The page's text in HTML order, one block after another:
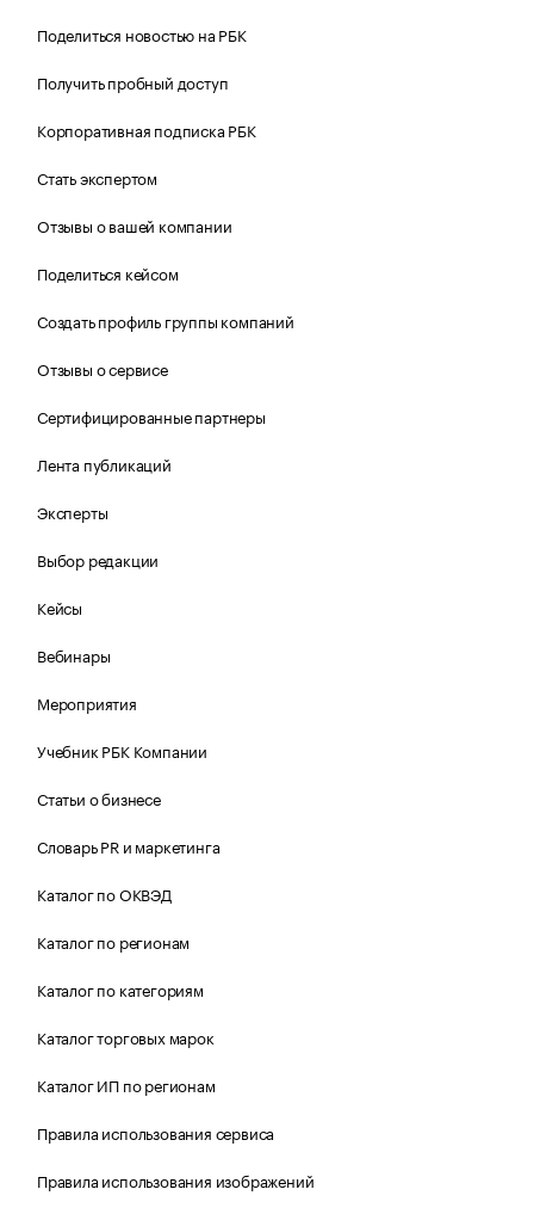
Поделиться новостью на РБК
Получить пробный доступ
Корпоративная подписка РБК
Стать экспертом
Отзывы о вашей компании
Поделиться кейсом
Создать профиль группы компаний
Отзывы о сервисе
Сертифицированные партнеры
Лента публикаций
Эксперты
Выбор редакции
Кейсы
Вебинары
Мероприятия
Учебник РБК Компании
Статьи о бизнесе
Словарь PR и маркетинга
Каталог по ОКВЭД
Каталог по регионам
Каталог по категориям
Каталог торговых марок
Каталог ИП по регионам
Правила использования сервиса
Правила использования изображений